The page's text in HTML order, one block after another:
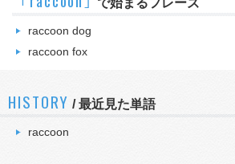
で始まるフレーズ
raccoon dog
raccoon fox
HISTORY /最近見た単語
raccoon